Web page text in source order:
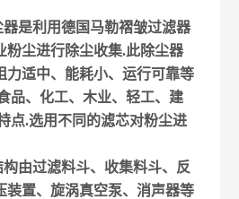
是利用德国马勒褶皱过滤器
粉尘进行除尘收集.此除尘器
力适中、能耗小、运行可靠等
品、化工、木业、轻工、建
点.选用不同的滤芯对粉尘进
由过滤料斗、收集料斗、反
装置、旋涡真空泵、消声器等